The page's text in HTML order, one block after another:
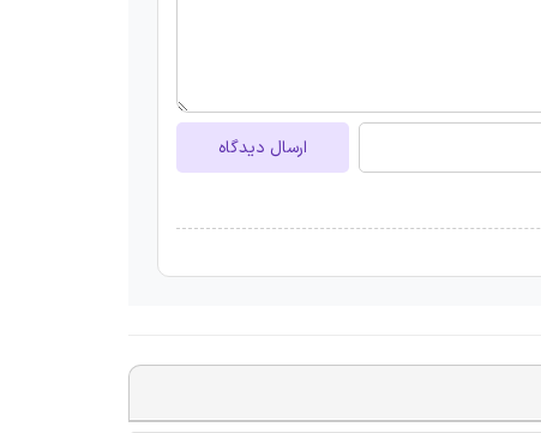
ارسال دیدگاه